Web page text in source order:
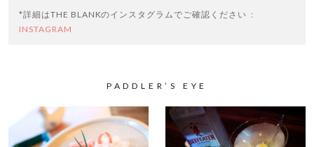
*詳細はTHE BLANKのインスタグラムでご確認ください
INSTAGRAM
PADDLER’S EYE